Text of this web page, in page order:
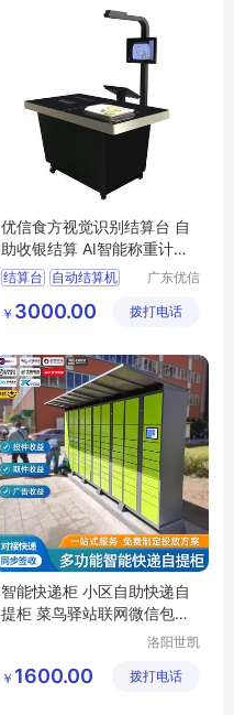
优信食方视觉识别结算台 自
助收银结算 AI智能称重计费
收款一体机
结算台
自动结算机
视觉识别结算台
广东优信
股份有限
￥ 3000.00 拨打电话
智能快递柜 小区自助快递自
提柜 菜鸟驿站联网微信包裹
洛阳世凯
科技有限
￥ 1600.00 拨打电话